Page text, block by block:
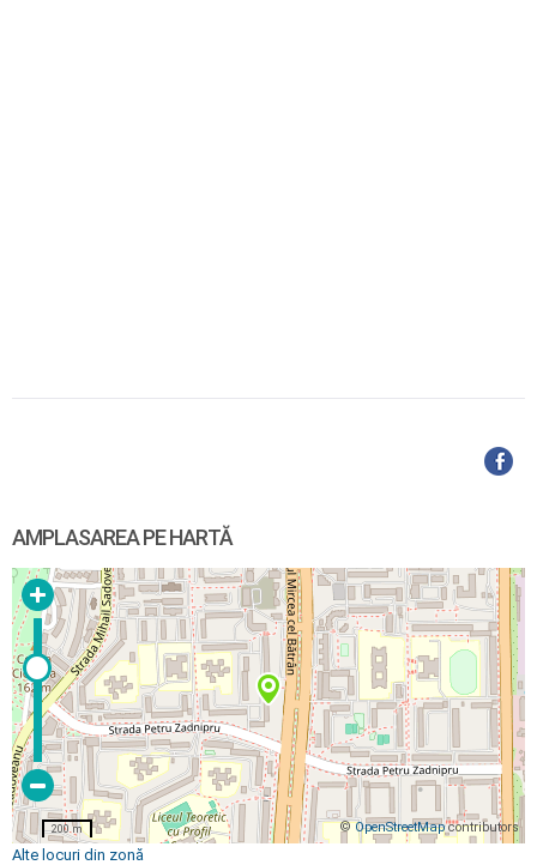
AMPLASAREA PE HARTĂ
©OpenStreetMapcontributors
200 m
Alte locuri din zonă